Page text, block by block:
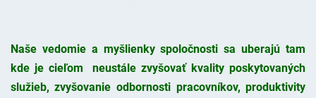
Naše vedomie a myšlienky spoločnosti sa uberajú tam
kde je cieľom neustále zvyšovať kvality poskytovaných
služieb, zvyšovanie odbornosti pracovníkov, produktivity